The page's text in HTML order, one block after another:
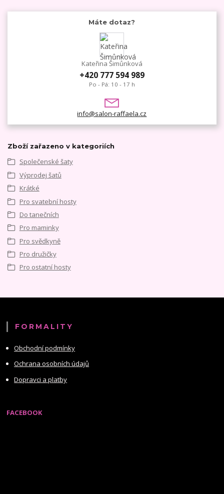
Máte dotaz?
Kateřina Šimůnková
+420 777 594 989
Po - Pá: 10 - 17 h
info@salon-raffaela.cz
Zboží zařazeno v kategoriích
Společenské šaty
Výprodej šatů
Krátké
Pro svatební hosty
Do tanečních
Pro maminky
Pro svědkyně
Pro družičky
Pro ostatní hosty
FORMALITY
Obchodní podmínky
Ochrana osobních údajů
Dopravci a platby
FACEBOOK